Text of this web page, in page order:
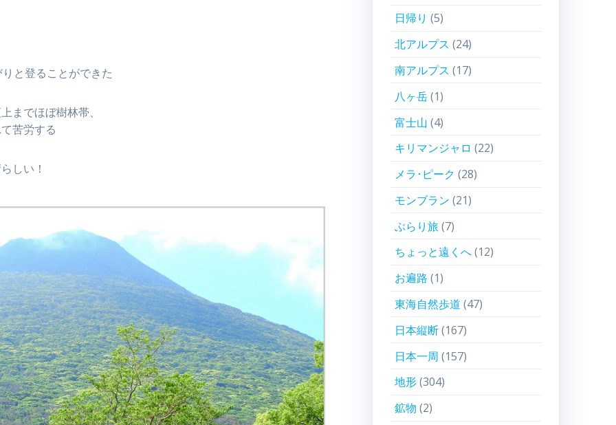
と登ることができた
までほぼ樹林帯、
苦労する
しい！
日帰り (5)
北アルプス (24)
南アルプス (17)
八ヶ岳(1)
富士山 (4)
キリマンジャロ (22)
メラ･ピーク (28)
モンブラン (21)
ぶらり旅 (7)
ちょっと遠くへ(12)
お遍路 (1)
東海自然歩道 (47)
日本縦断(167)
日本一周 (157)
地形(304)
鉱物 (2)